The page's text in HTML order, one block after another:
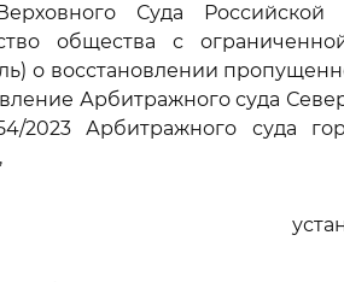
Суда
общества с
о восстановлении
Арбитражного суда
2023 Арбитражного суда